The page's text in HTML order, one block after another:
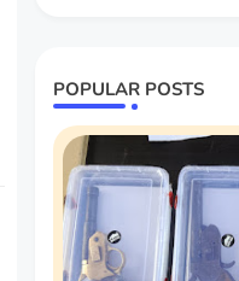
POPULAR POSTS